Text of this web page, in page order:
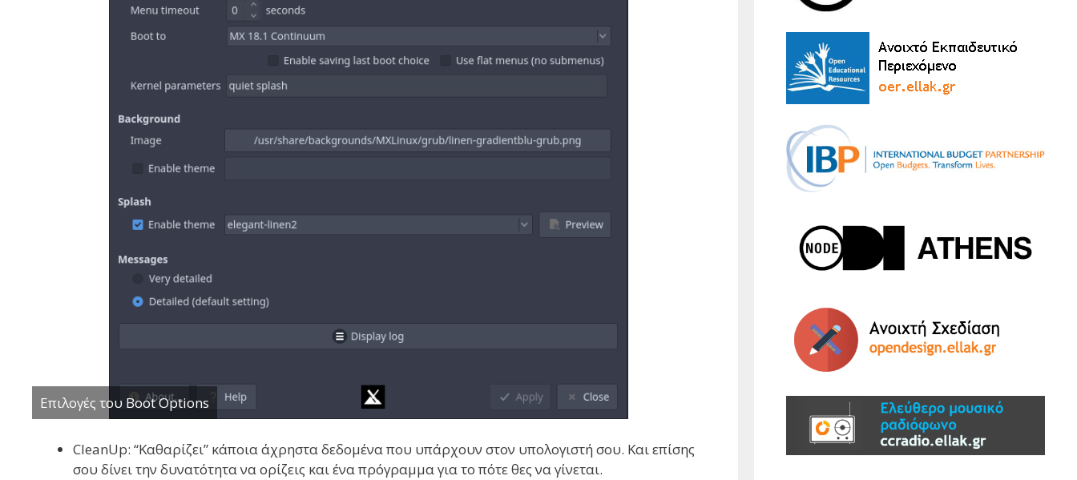
Επιλογές του Boot Options
CleanUp: “Καθαρίζει” κάποια άχρηστα δεδομένα που υπάρχουν στον υπολογιστή σου. Και επίσης
σου δίνει την δυνατότητα να ορίζεις και ένα πρόγραμμα για το πότε θες να γίνεται.